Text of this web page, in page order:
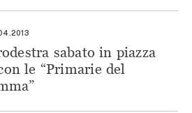
sabato in piazza
le “Primarie del